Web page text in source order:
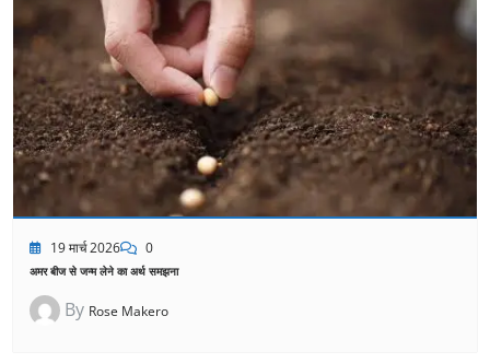
19 मार्च 2026 0
अमर बीज से जन्म लेने का अर्थ समझना
By Rose Makero